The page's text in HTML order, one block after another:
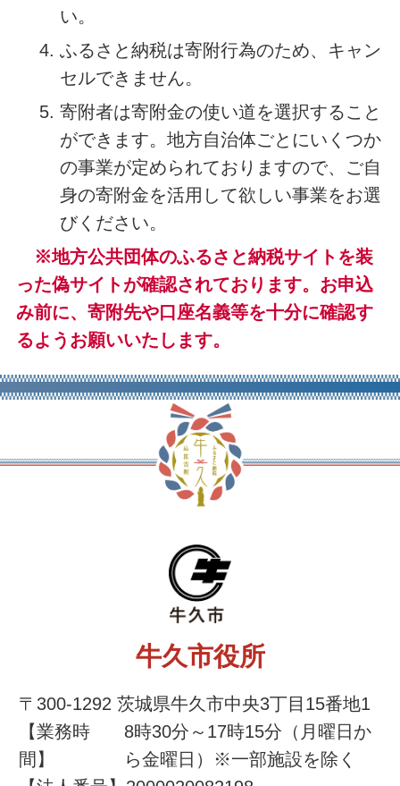
い。
ふるさと納税は寄附行為のため、キャン
セルできません。
寄附者は寄附金の使い道を選択すること
ができます。地方自治体ごとにいくつか
の事業が定められておりますので、ご自
身の寄附金を活用して欲しい事業をお選
びください。
※地方公共団体のふるさと納税サイトを装
った偽サイトが確認されております。お申込
み前に、寄附先や口座名義等を十分に確認す
るようお願いいたします。
牛久市役所
〒300-1292 茨城県牛久市中央3丁目15番地1
【業務時
間】
8時30分～17時15分（月曜日か
ら金曜日）※一部施設を除く